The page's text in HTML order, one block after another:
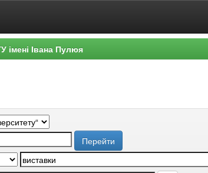
імені Івана Пулюя